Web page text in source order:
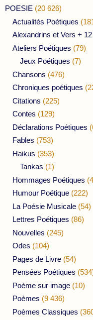
POESIE (20 626)
Actualités Poétiques
Alexandrins et Vers +
Ateliers Poétiques (79)
Jeux Poétiques (7)
Chansons (476)
Chroniques poétiques
Citations (225)
Contes (129)
Déclarations Poétiques
Fables (753)
Haikus (353)
Tankas (1)
Hommages Poétiques
Humour Poétique (222)
La Poésie Musicale (54)
Lettres Poétiques (86)
Nouvelles (245)
Odes (104)
Pages de Livre (54)
Pensées Poétiques
Poème sur image (10)
Poèmes (9 436)
Poèmes Classiques